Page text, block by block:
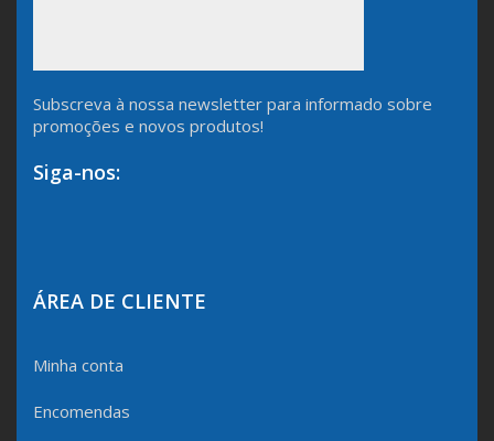
Subscreva à nossa newsletter para informado sobre
promoções e novos produtos!
Siga-nos:
ÁREA DE CLIENTE
Minha conta
Encomendas